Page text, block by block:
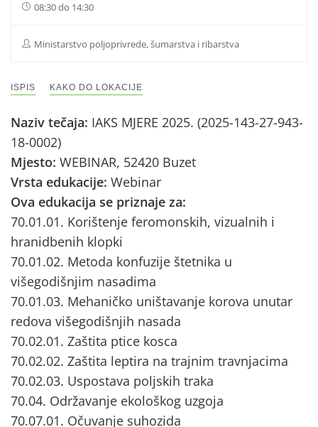
08:30 do 14:30
Ministarstvo poljoprivrede, šumarstva i ribarstva
ISPIS KAKO DO LOKACIJE
Naziv tečaja: IAKS MJERE 2025. (2025-143-27-943-
18-0002)
Mjesto: WEBINAR, 52420 Buzet
Vrsta edukacije: Webinar
Ova edukacija se priznaje za:
70.01.01. Korištenje feromonskih, vizualnih i
hranidbenih klopki
70.01.02. Metoda konfuzije štetnika u
višegodišnjim nasadima
70.01.03. Mehaničko uništavanje korova unutar
redova višegodišnjih nasada
70.02.01. Zaštita ptice kosca
70.02.02. Zaštita leptira na trajnim travnjacima
70.02.03. Uspostava poljskih traka
70.04. Održavanje ekološkog uzgoja
70.07.01. Očuvanje suhozida